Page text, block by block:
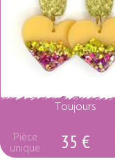
Toujours
Pièce
unique
35 €